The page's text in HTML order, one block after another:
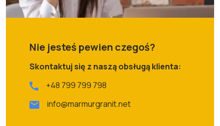
Nie jesteś pewien czegoś?
Skontaktuj się z naszą obsługą klienta:
+48 799 799 798
info@marmurgranit.net